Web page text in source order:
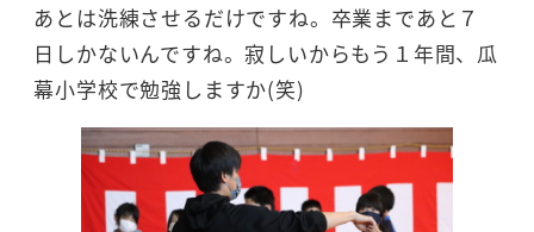
あとは洗練させるだけですね。卒業まであと７
日しかないんですね。寂しいからもう１年間、瓜
幕小学校で勉強しますか(笑)